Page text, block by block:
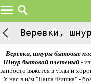
Веревки,
Веревки, шнуры бытовые
Шнур бытовой плетеный -
запросто вяжется в узлы и
У нас в и/м "Наша Фишка" -